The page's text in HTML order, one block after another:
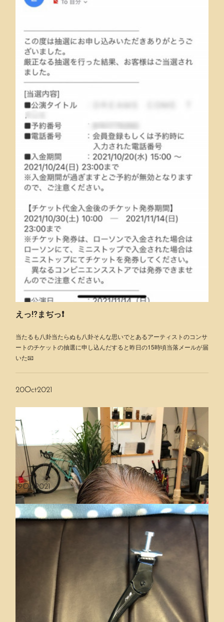
amazonでポチって👞
えっ⁉️まぢっ❗️
当たるも八卦当たらぬも八卦そんな思いでとあるアーティストのコンサ
ートのチケットの抽選に申し込んだすると昨日の15時頃当落メールが届
いた📧
20Oct2021
19Oct2021